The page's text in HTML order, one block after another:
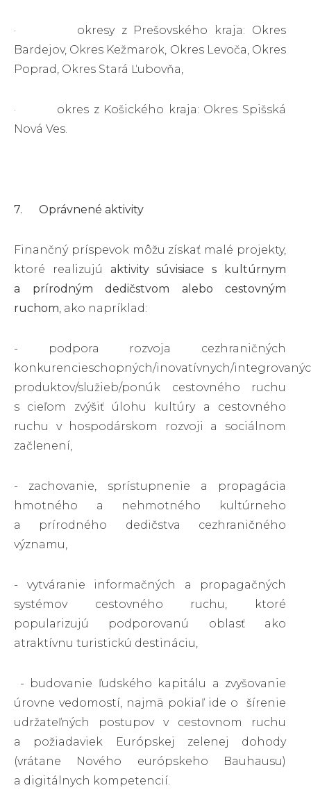
· okresy z Prešovského kraja: Okres
Bardejov, Okres Kežmarok, Okres Levoča, Okres
Poprad, Okres Stará Ľubovňa,
· okres z Košického kraja: Okres Spišská
Nová Ves.
7. Oprávnené aktivity
Finančný príspevok môžu získať malé projekty,
ktoré realizujú aktivity súvisiace s kultúrnym
a prírodným dedičstvom alebo cestovným
ruchom, ako napríklad:
- podpora rozvoja cezhraničných
konkurencieschopných/inovatívnych/
produktov/služieb/ponúk cestovného ruchu
s cieľom zvýšiť úlohu kultúry a cestovného
ruchu v hospodárskom rozvoji a sociálnom
začlenení,
- zachovanie, sprístupnenie a propagácia
hmotného a nehmotného kultúrneho
a prírodného dedičstva cezhraničného
významu,
- vytváranie informačných a propagačných
systémov cestovného ruchu, ktoré
popularizujú podporovanú oblasť ako
atraktívnu turistickú destináciu,
- budovanie ľudského kapitálu a zvyšovanie
úrovne vedomostí, najmä pokiaľ ide o šírenie
udržateľných postupov v cestovnom ruchu
a požiadaviek Európskej zelenej dohody
(vrátane Nového európskeho Bauhausu)
a digitálnych kompetencií.